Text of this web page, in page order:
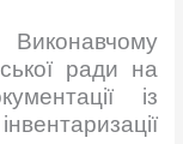
ради на
із